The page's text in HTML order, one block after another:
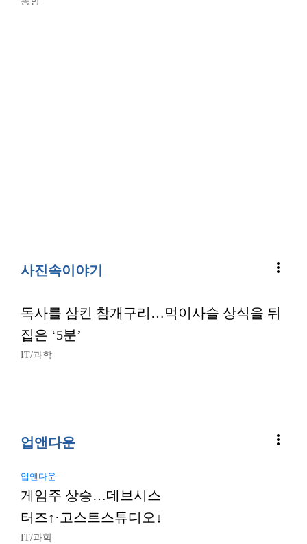
사진속이야기 more_vert
독사를 삼킨 참개구리…먹이사슬 상식을 뒤
집은 ‘5분’
IT/과학
업앤다운 more_vert
업앤다운
게임주 상승…데브시스
터즈↑·고스트스튜디오↓
IT/과학